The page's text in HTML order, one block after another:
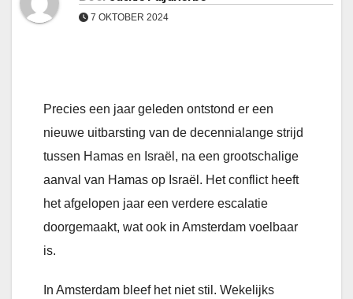
7 OKTOBER 2024
Precies een jaar geleden ontstond er een
nieuwe uitbarsting van de decennialange strijd
tussen Hamas en Israël, na een grootschalige
aanval van Hamas op Israël. Het conflict heeft
het afgelopen jaar een verdere escalatie
doorgemaakt, wat ook in Amsterdam voelbaar
is.
In Amsterdam bleef het niet stil. Wekelijks